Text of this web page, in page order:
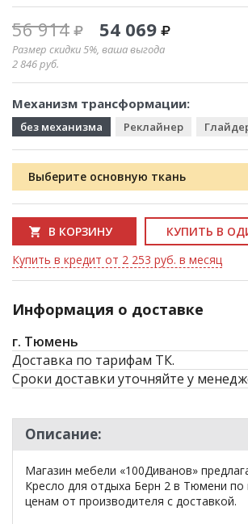
56 914 54 069
Размер скидки 5%, ваша выгода
2 846руб.
Механизм трансформации:
без механизма Реклайнер
Выберите основную ткань
В КОРЗИНУ
КУПИТЬ В
Купить в кредит от 2 253 руб. в месяц
Информация о доставке
г. Тюмень
Доставка по тарифам ТК.
Сроки доставки уточняйте у
Описание:
Магазин мебели «100Диванов»
Кресло для отдыха Берн 2 в Тюмени
ценам от производителя с доставкой.